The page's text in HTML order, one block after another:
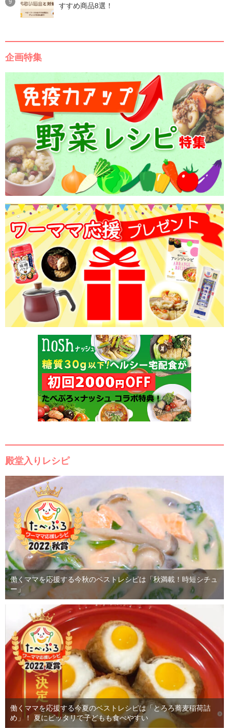
すすめ商品8選！
企画特集
殿堂入りレシピ
働くママを応援する今秋のベストレシピは「秋満載！時短シチュ
ー」
働くママを応援する今夏のベストレシピは「とろろ蕎麦稲荷詰
め」！ 夏にピッタリで子どもも食べやすい